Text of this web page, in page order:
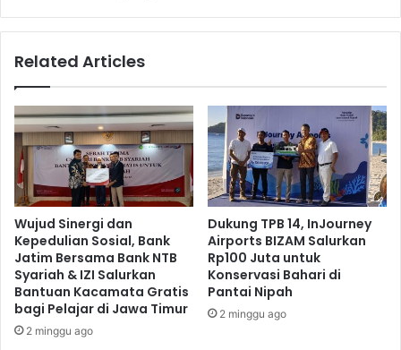
Related Articles
Wujud Sinergi dan
Kepedulian Sosial, Bank
Jatim Bersama Bank NTB
Syariah & IZI Salurkan
Bantuan Kacamata Gratis
bagi Pelajar di Jawa Timur
2 minggu ago
Dukung TPB 14, InJourney
Airports BIZAM Salurkan
Rp100 Juta untuk
Konservasi Bahari di
Pantai Nipah
2 minggu ago